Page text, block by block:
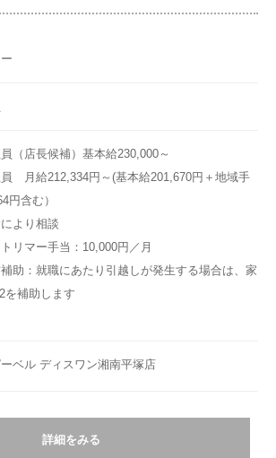
（店長候補）基本給230,000～
月給212,334円～(基本給201,670円＋地域手
円含む）
より相談
リマー手当：10,000円／月
助：就職にあたり引越しが発生する場合は、家
を補助します
ベル ディスワン湘南平塚店
詳細をみる